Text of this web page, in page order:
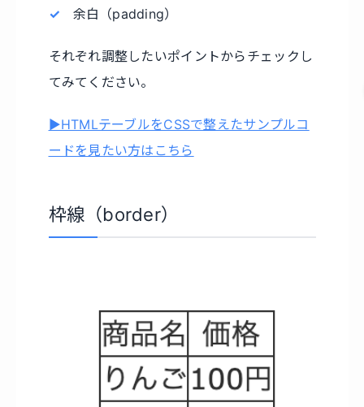
余白（padding）
それぞれ調整したいポイントからチェックし
てみてください。
▶HTMLテーブルをCSSで整えたサンプルコ
ードを見たい方はこちら
枠線（border）